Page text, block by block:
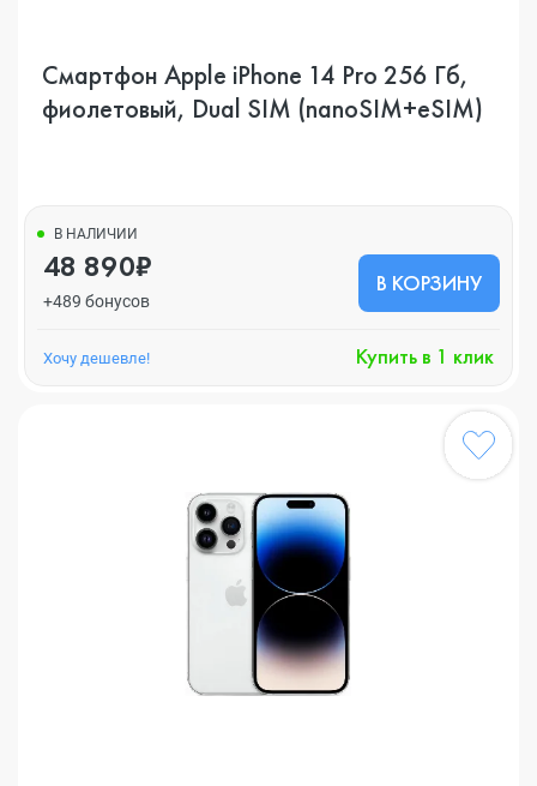
Смартфон Apple iPhone 14 Pro 256 Гб,
фиолетовый, Dual SIM (nanoSIM+eSIM)
В НАЛИЧИИ
48 890₽
+489 бонусов
В КОРЗИНУ
Хочу дешевле! Купить в 1 клик